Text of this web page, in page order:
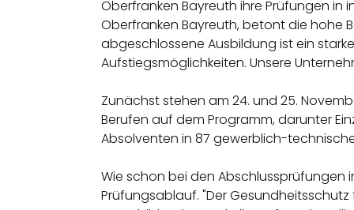
Oberfranken Bayreuth ihre Prüfungen in
Oberfranken Bayreuth, betont die hohe
abgeschlossene Ausbildung ist ein
Aufstiegsmöglichkeiten. Unsere
Zunächst stehen am 24. und 25.
Berufen auf dem Programm, darunter
Absolventen in 87 gewerblich-
Wie schon bei den Abschlussprüfungen
Prüfungsablauf. "Der